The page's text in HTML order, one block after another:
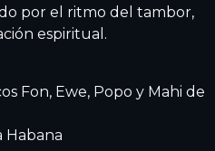
por el ritmo del tambor,
espiritual.
Fon, Ewe, Popo y Mahi de
Habana